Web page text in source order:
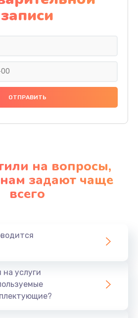
Заказать
праймера
1000 руб.
Заказать
чистка
Заказать
записи
на вопросы,
задают чаще
всего
на услуги